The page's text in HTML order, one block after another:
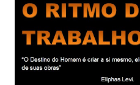
círculo cada vez maior de Paz
DO APOSENTO Dentro do
Presença que me envolve
presença aqui: é a presença
todos os corações de